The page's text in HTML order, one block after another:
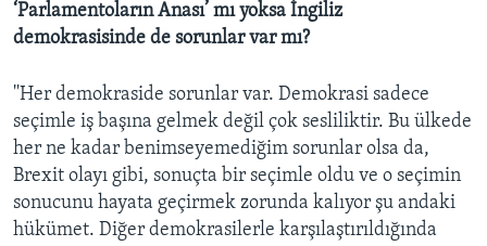
‘Parlamentoların Anası’ mı yoksa İngiliz
demokrasisinde de sorunlar var mı?
''Her demokraside sorunlar var. Demokrasi sadece
seçimle iş başına gelmek değil çok sesliliktir. Bu ülkede
her ne kadar benimseyemediğim sorunlar olsa da,
Brexit olayı gibi, sonuçta bir seçimle oldu ve o seçimin
sonucunu hayata geçirmek zorunda kalıyor şu andaki
hükümet. Diğer demokrasilerle karşılaştırıldığında